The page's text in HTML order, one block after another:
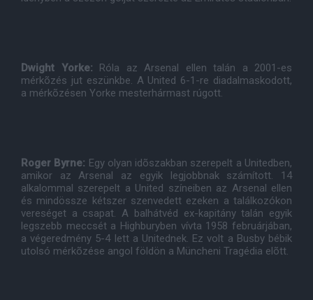
Dwight Yorke: Róla az Arsenal ellen talán a 2001-es
mérkõzés jut eszünkbe. A United 6-1-re diadalmaskodott,
a mérkõzésen Yorke mesterhármast rúgott.
Roger Byrne: Egy olyan idõszakban szerepelt a Unitedben,
amikor az Arsenal az egyik legjobbnak számított. 14
alkalommal szerepelt a United színeiben az Arsenal ellen
és mindössze kétszer szenvedett ezeken a találkozókon
vereséget a csapat. A balhátvéd ex-kapitány talán egyik
legszebb meccsét a Highburyben vívta 1958 februárjában,
a végeredmény 5-4 lett a Unitednek. Ez volt a Busby bébik
utolsó mérkõzése angol földön a Müncheni Tragédia elõtt.